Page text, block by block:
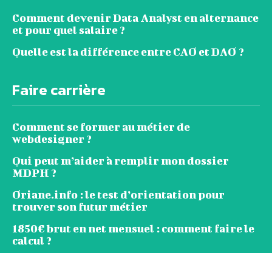
Comment devenir Data Analyst en alternance
et pour quel salaire ?
Quelle est la différence entre CAO et DAO ?
Faire carrière
Comment se former au métier de
webdesigner ?
Qui peut m’aider à remplir mon dossier
MDPH ?
Oriane.info : le test d’orientation pour
trouver son futur métier
1850€ brut en net mensuel : comment faire le
calcul ?